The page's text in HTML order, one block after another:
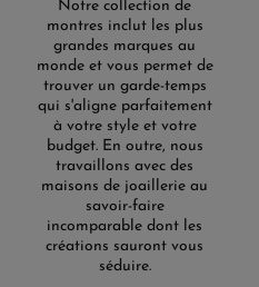
Notre collection de
montres inclut les plus
grandes marques au
monde et vous permet de
trouver un garde-temps
qui s'aligne parfaitement
à votre style et votre
budget. En outre, nous
travaillons avec des
maisons de joaillerie au
savoir-faire
incomparable dont les
créations sauront vous
séduire.